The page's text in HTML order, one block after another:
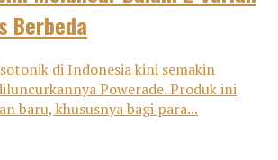
Berbeda
di Indonesia kini semakin
Powerade. Produk ini
baru, khususnya bagi para...